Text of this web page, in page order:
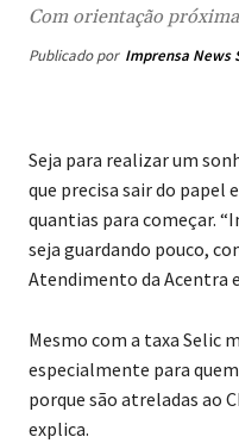
Com orientação
Publicado por Imprensa News
Seja para realizar um
que precisa sair do papel
quantias para começar.
seja guardando pouco,
Atendimento da Acentra
Mesmo com a taxa Selic
especialmente para
porque são atreladas ao
explica.